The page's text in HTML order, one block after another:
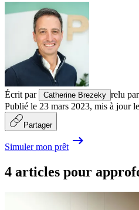
Écrit par Catherine Brezeky relu par
Publié le 23 mars 2023, mis à jour le
Partager
Simuler mon prêt
4 articles pour